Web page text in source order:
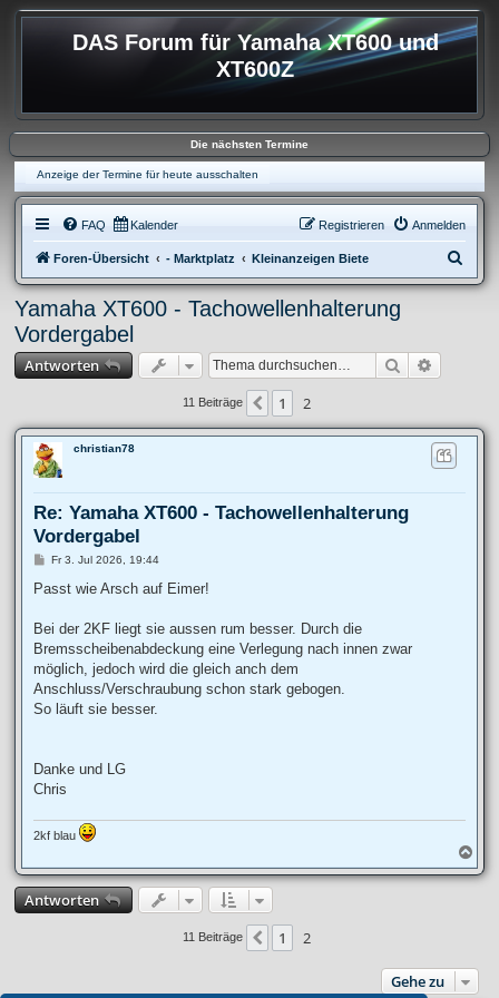
DAS Forum für Yamaha XT600 und
XT600Z
Die nächsten Termine
Anzeige der Termine für heute ausschalten
FAQ Kalender Anmelden
Registrieren
Foren-Übersicht - Marktplatz Kleinanzeigen Biete
u
Yamaha XT600 - Tachowellenhalterung
Vordergabel
Antworten Suche
11 Beiträge Vorherige
1 2
christian78
Re: Yamaha XT600 - Tachowellenhalterung
Vordergabel
B
i
a
Fr 3. Jul 2026, 19:44
Passt wie Arsch auf Eimer!
Bei der 2KF liegt sie aussen rum besser. Durch die
Bremsscheibenabdeckung eine Verlegung nach innen zwar
möglich, jedoch wird die gleich anch dem
Anschluss/Verschraubung schon stark gebogen.
So läuft sie besser.
Danke und LG
Chris
2kf blau
a
c
Antworten
11 Beiträge Vorherige
1 2
Gehe zu